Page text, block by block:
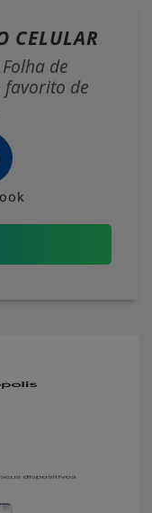
CELULAR
de
favorito de